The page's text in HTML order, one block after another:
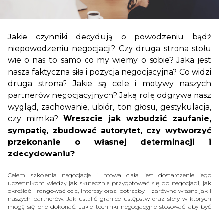
Jakie czynniki decydują o powodzeniu bądź
niepowodzeniu negocjacji? Czy druga strona stołu
wie o nas to samo co my wiemy o sobie? Jaka jest
nasza faktyczna siła i pozycja negocjacyjna? Co widzi
druga strona? Jakie są cele i motywy naszych
partnerów negocjacyjnych? Jaką rolę odgrywa nasz
wygląd, zachowanie, ubiór, ton głosu, gestykulacja,
czy mimika?Wreszcie jak wzbudzić zaufanie,
sympatię, zbudować autorytet, czy wytworzyć
przekonanie o własnej determinacji i
zdecydowaniu?
Celem szkolenia negocjacje i mowa ciała jest dostarczenie jego
uczestnikom wiedzy jak skutecznie przygotować się do negocjacji, jak
określać i rangować cele, interesy oraz potrzeby – zarówno własne jak i
naszych partnerów. Jak ustalić granice ustępstw oraz sfery w których
mogą się one dokonać. Jakie techniki negocjacyjne stosować aby być